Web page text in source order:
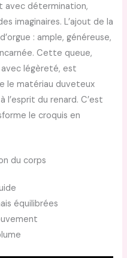
avec détermination,
imaginaires. L’ajout de la
: ample, généreuse,
Cette queue,
avec légèreté, est
le matériau duveteux
l’esprit du renard. C’est
le croquis en
du corps
équilibrées